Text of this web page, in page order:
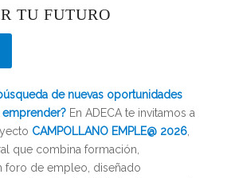
TU FUTURO
de nuevas oportunidades
En ADECA te invitamos a
CAMPOLLANO EMPLE@ 2026,
que combina formación,
foro de empleo, diseñado